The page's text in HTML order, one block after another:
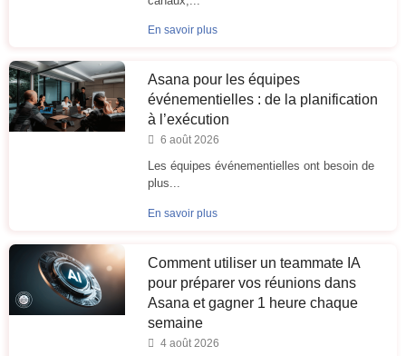
En savoir plus
Asana pour les équipes
événementielles : de la planification
à l’exécution
6 août 2026
Les équipes événementielles ont besoin de
plus...
En savoir plus
Comment utiliser un teammate IA
pour préparer vos réunions dans
Asana et gagner 1 heure chaque
semaine
4 août 2026